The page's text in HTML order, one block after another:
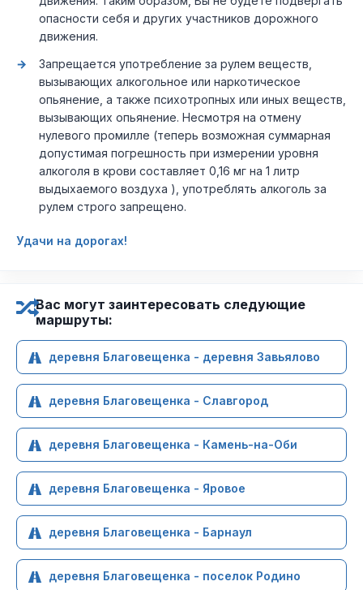
опасности себя и других участников дорожного
движения.
Запрещается употребление за рулем веществ,
вызывающих алкогольное или наркотическое
опьянение, а также психотропных или иных веществ,
вызывающих опьянение. Несмотря на отмену
нулевого промилле (теперь возможная суммарная
допустимая погрешность при измерении уровня
алкоголя в крови составляет 0,16 мг на 1 литр
выдыхаемого воздуха ), употреблять алкоголь за
рулем строго запрещено.
Удачи на дорогах!
Вас могут заинтересовать следующие
маршруты:
деревня Благовещенка - деревня Завьялово
деревня Благовещенка - Славгород
деревня Благовещенка - Камень-на-Оби
деревня Благовещенка - Яровое
деревня Благовещенка - Барнаул
деревня Благовещенка - поселок Родино